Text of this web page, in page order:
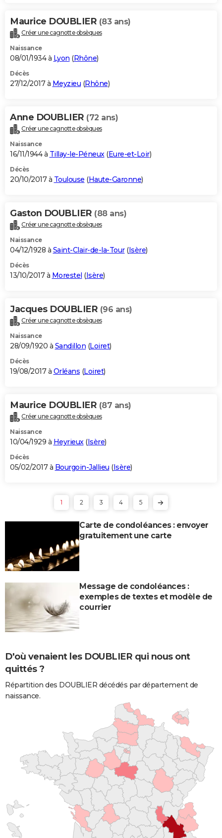
Maurice DOUBLIER (83 ans)
Créer une cagnotte obsèques
Naissance
08/01/1934 à Lyon (Rhône)
Décès
27/12/2017 à Meyzieu (Rhône)
Anne DOUBLIER (72 ans)
Créer une cagnotte obsèques
Naissance
16/11/1944 à Tillay-le-Péneux(Eure-et-Loir)
Décès
20/10/2017 à Toulouse (Haute-Garonne)
Gaston DOUBLIER (88 ans)
Créer une cagnotte obsèques
Naissance
04/12/1928 à Saint-Clair-de-la-Tour(Isère)
Décès
13/10/2017 à Morestel (Isère)
Jacques DOUBLIER (96 ans)
Créer une cagnotte obsèques
Naissance
28/09/1920 à Sandillon (Loiret)
Décès
19/08/2017 à Orléans (Loiret)
Maurice DOUBLIER (87 ans)
Créer une cagnotte obsèques
Naissance
10/04/1929 à Heyrieux (Isère)
Décès
05/02/2017 à Bourgoin-Jallieu (Isère)
1 2 3 4 5
Carte de condoléances : envoyer
gratuitement une carte
Message de condoléances :
exemples de textes et modèle de
courrier
D'où venaient les DOUBLIER qui nous ont
quittés ?
Répartition des DOUBLIER décédés par département de
naissance.